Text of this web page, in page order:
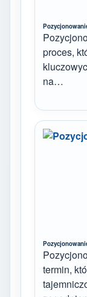
proces,
na…
termin,